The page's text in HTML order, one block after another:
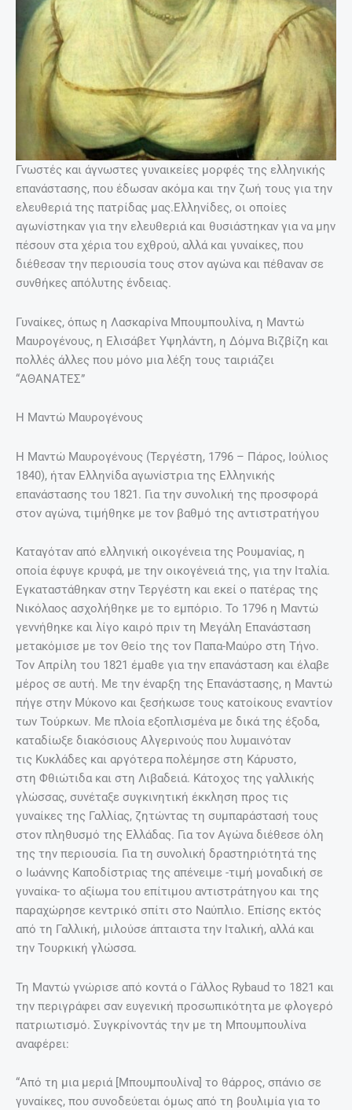
Γνωστές και άγνωστες γυναικείες μορφές της ελληνικής
επανάστασης, που έδωσαν ακόμα και την ζωή τους για την
ελευθεριά της πατρίδας μας.Ελληνίδες, οι οποίες
αγωνίστηκαν για την ελευθεριά και θυσιάστηκαν για να μην
πέσουν στα χέρια του εχθρού, αλλά και γυναίκες, που
διέθεσαν την περιουσία τους στον αγώνα και πέθαναν σε
συνθήκες απόλυτης ένδειας.
Γυναίκες, όπως η Λασκαρίνα Μπουμπουλίνα, η Μαντώ
Μαυρογένους, η Ελισάβετ Υψηλάντη, η Δόμνα Βιζβίζη και
πολλές άλλες που μόνο μια λέξη τους ταιριάζει
“ΑΘΑΝΑΤΕΣ”
Η Μαντώ Μαυρογένους
Η Μαντώ Μαυρογένους (Τεργέστη, 1796 – Πάρος, Ιούλιος
1840), ήταν Ελληνίδα αγωνίστρια της Ελληνικής
επανάστασης του 1821. Για την συνολική της προσφορά
στον αγώνα, τιμήθηκε με τον βαθμό της αντιστρατήγου
Καταγόταν από ελληνική οικογένεια της Ρουμανίας, η
οποία έφυγε κρυφά, με την οικογένειά της, για την Ιταλία.
Εγκαταστάθηκαν στην Τεργέστη και εκεί ο πατέρας της
Νικόλαος ασχολήθηκε με το εμπόριο. Το 1796 η Μαντώ
γεννήθηκε και λίγο καιρό πριν τη Μεγάλη Επανάσταση
μετακόμισε με τον Θείο της τον Παπα-Μαύρο στη Τήνο.
Τον Απρίλη του 1821 έμαθε για την επανάσταση και έλαβε
μέρος σε αυτή. Με την έναρξη της Επανάστασης, η Μαντώ
πήγε στην Μύκονο και ξεσήκωσε τους κατοίκους εναντίον
των Τούρκων. Με πλοία εξοπλισμένα με δικά της έξοδα,
καταδίωξε διακόσιους Αλγερινούς που λυμαινόταν
τις Κυκλάδες και αργότερα πολέμησε στη Κάρυστο,
στη Φθιώτιδα και στη Λιβαδειά. Κάτοχος της γαλλικής
γλώσσας, συνέταξε συγκινητική έκκληση προς τις
γυναίκες της Γαλλίας, ζητώντας τη συμπαράστασή τους
στον πληθυσμό της Ελλάδας. Για τον Αγώνα διέθεσε όλη
της την περιουσία. Για τη συνολική δραστηριότητά της
ο Ιωάννης Καποδίστριας της απένειμε -τιμή μοναδική σε
γυναίκα- το αξίωμα του επίτιμου αντιστράτηγου και της
παραχώρησε κεντρικό σπίτι στο Ναύπλιο. Επίσης εκτός
από τη Γαλλική, μιλούσε άπταιστα την Ιταλική, αλλά και
την Τουρκική γλώσσα.
Τη Μαντώ γνώρισε από κοντά ο Γάλλος Rybaud το 1821 και
την περιγράφει σαν ευγενική προσωπικότητα με φλογερό
πατριωτισμό. Συγκρίνοντάς την με τη Μπουμπουλίνα
αναφέρει:
“Από τη μια μεριά [Μπουμπουλίνα] το θάρρος, σπάνιο σε
γυναίκες, που συνοδεύεται όμως από τη βουλιμία για το